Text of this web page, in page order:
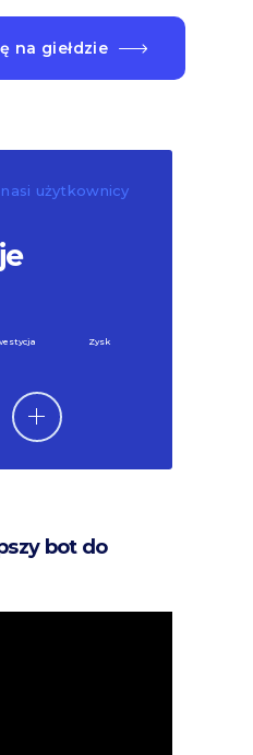
na giełdzie
użytkownicy
Zysk
bot do